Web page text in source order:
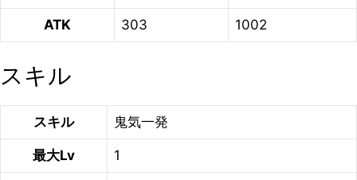
ATK 303 1002
スキル
スキル 鬼気一発
最大Lv 1